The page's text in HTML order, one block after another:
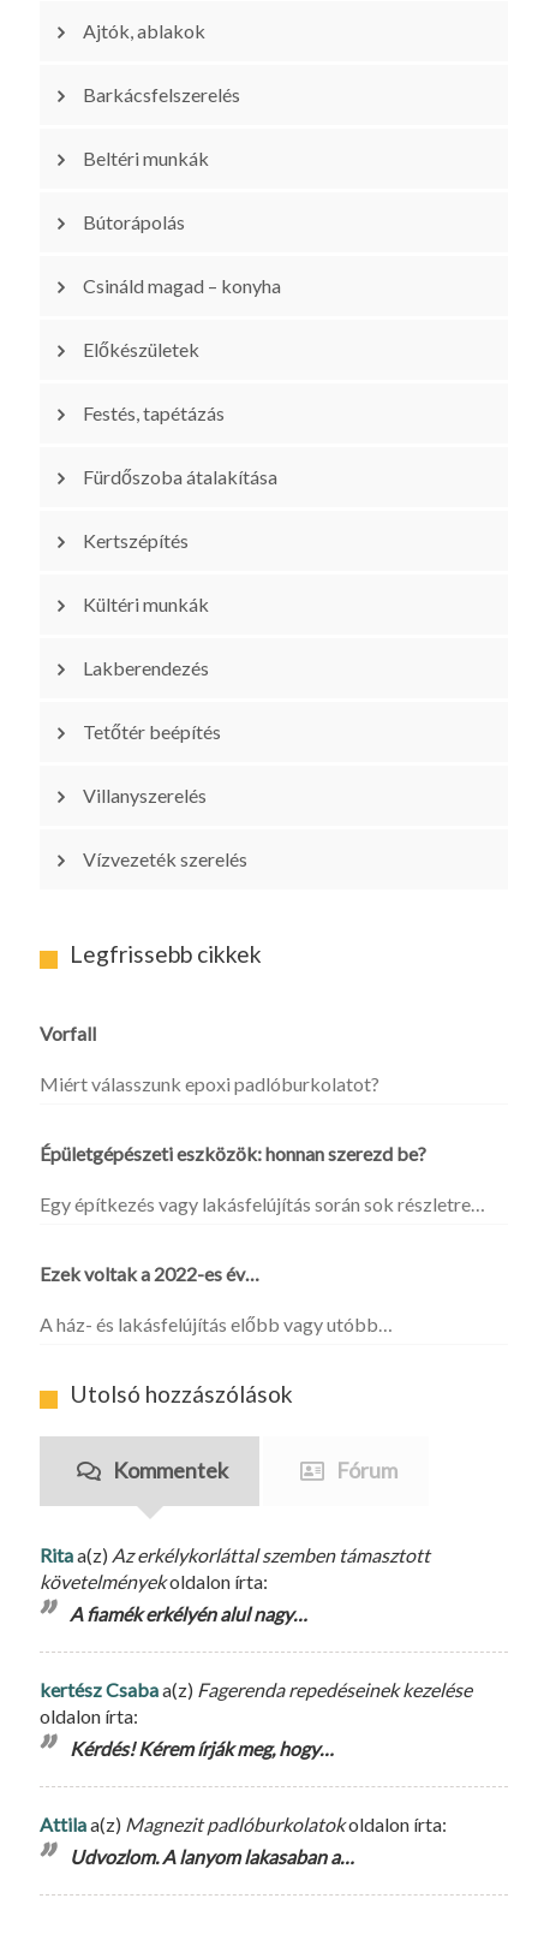
Ajtók, ablakok
Barkácsfelszerelés
Beltéri munkák
Bútorápolás
Csináld magad – konyha
Előkészületek
Festés, tapétázás
Fürdőszoba átalakítása
Kertszépítés
Kültéri munkák
Lakberendezés
Tetőtér beépítés
Villanyszerelés
Vízvezeték szerelés
Legfrissebb cikkek
Vorfall
Miért válasszunk epoxi padlóburkolatot?
Épületgépészeti eszközök: honnan szerezd be?
Egy építkezés vagy lakásfelújítás során sok részletre…
Ezek voltak a 2022-es év…
A ház- és lakásfelújítás előbb vagy utóbb…
Utolsó hozzászólások
Kommentek Fórum
Ritaa(z) Az erkélykorláttal szemben támasztott
követelményekoldalon írta:
A fiamék erkélyén alul nagy…
kertész Csabaa(z) Fagerenda repedéseinek kezelése
oldalon írta:
Kérdés! Kérem írják meg, hogy…
Attilaa(z) Magnezit padlóburkolatokoldalon írta:
Udvozlom. A lanyom lakasaban a…